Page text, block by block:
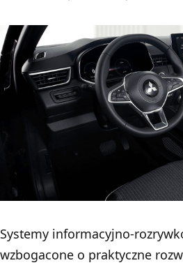
Systemy informacyjno-
wzbogacone o praktyczne